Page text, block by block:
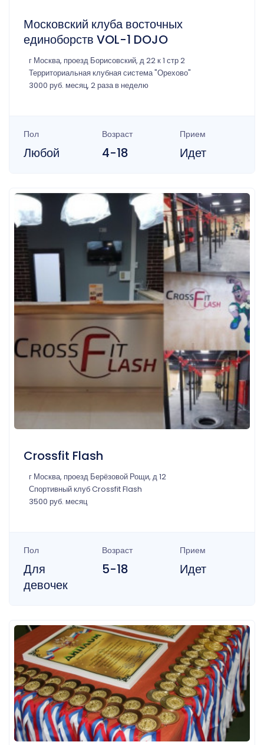
Московский клуба восточных
единоборств VOL-1 DOJO
г Москва, проезд Борисовский, д 22 к 1 стр 2
Территориальная клубная система "Орехово"
3000 руб. месяц, 2 раза в неделю
Пол
Любой
Возраст
4-18
Прием
Идет
Crossfit Flash
г Москва, проезд Берёзовой Рощи, д 12
Спортивный клуб Crossfit Flash
3500 руб. месяц
Пол
Для
девочек
Возраст
5-18
Прием
Идет